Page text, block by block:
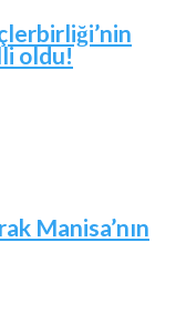
oldu!
Manisa’nın